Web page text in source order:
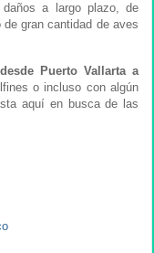
daños a largo plazo, de
gran cantidad de aves
Puerto Vallarta a
o incluso con algún
aquí en busca de las